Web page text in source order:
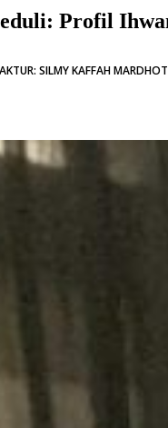
Profil
SILMY KAFFAH